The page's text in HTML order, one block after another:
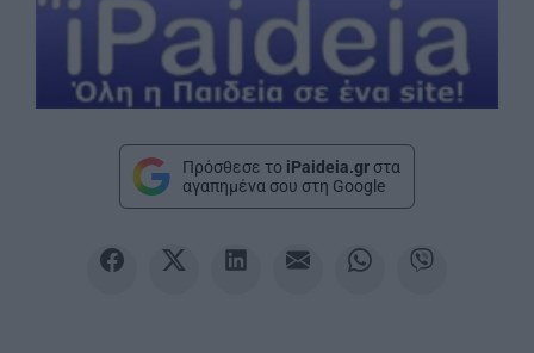
Πρόσθεσε το iPaideia.gr στα
αγαπημένα σου στη Google